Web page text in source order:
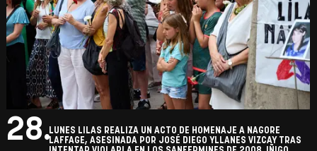
28.LUNES LILAS REALIZA UN ACTO DE HOMENAJE A NAGORE
LAFFAGE, ASESINADA POR JOSÉ DIEGO YLLANES VIZCAY TRAS